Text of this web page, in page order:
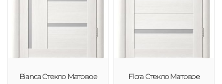
Bianca Стекло Матовое Flora Стекло Матовое